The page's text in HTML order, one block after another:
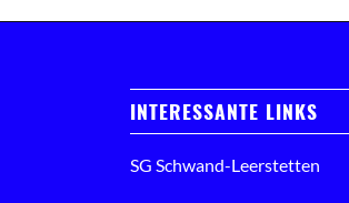
INTERESSANTE LINKS
SG Schwand-Leerstetten